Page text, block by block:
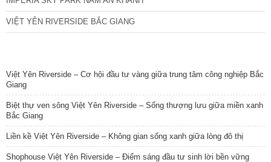
VIỆT YÊN RIVERSIDE BẮC GIANG
Việt Yên Riverside – Cơ hội đầu tư vàng giữa trung tâm công nghiệp Bắc
Giang
Biệt thự ven sông Việt Yên Riverside – Sống thượng lưu giữa miền xanh
Bắc Giang
Liền kề Việt Yên Riverside – Không gian sống xanh giữa lòng đô thị
Shophouse Việt Yên Riverside – Điểm sáng đầu tư sinh lời bền vững